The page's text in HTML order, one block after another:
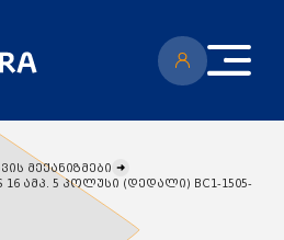
მექანიზმები
ამპ. 5 პოლუსი (დედალი) BC1-1505-